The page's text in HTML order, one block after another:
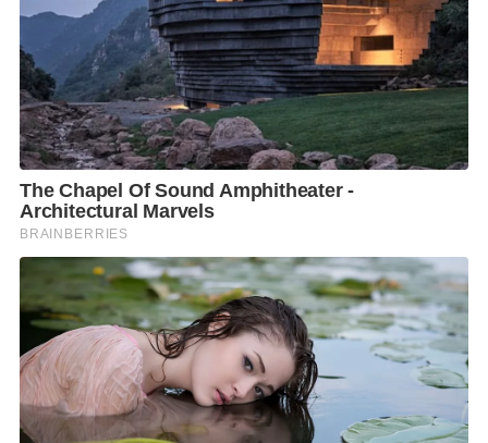
เรื้อรังบริเวณเยื่อบุกระเพาะอาหาร
การตรวจวินิจฉัย
การตรวจลมหายใจ (Urea Breath Test)
เป็นวิธีที่ใช้บ่อยในการตรวจหาเชื้อ เนื่องจากไม่เจ็บ ไม่
ต้องส่องกล้อง และให้ผลที่น่าเชื่อถือ หลักการคือให้ผู้รับ
การตรวจดื่มสารทดสอบที่มียูเรีย จากนั้นเก็บตัวอย่างลม
หายใจก่อนและหลังดื่ม เพื่อนำไปวิเคราะห์ว่ามีการ
ทำงานของเอนไซม์ที่พบในเชื้ออยู่หรือไม่
วิธีนี้ใช้เวลา30 นาที และยังสามารถใช้ตรวจติดตามหลัง
การรักษา เพื่อยืนยันว่ากำจัดเชื้อได้สำเร็จแล้วหรือไม่
การตรวจอุจจาระ (Stool Antigen Test)
เป็นการตรวจหาสารแอนติเจนของเชื้อจากตัวอย่าง
อุจจาระ สามารถใช้ได้ทั้งในการวินิจฉัยและติดตามผล